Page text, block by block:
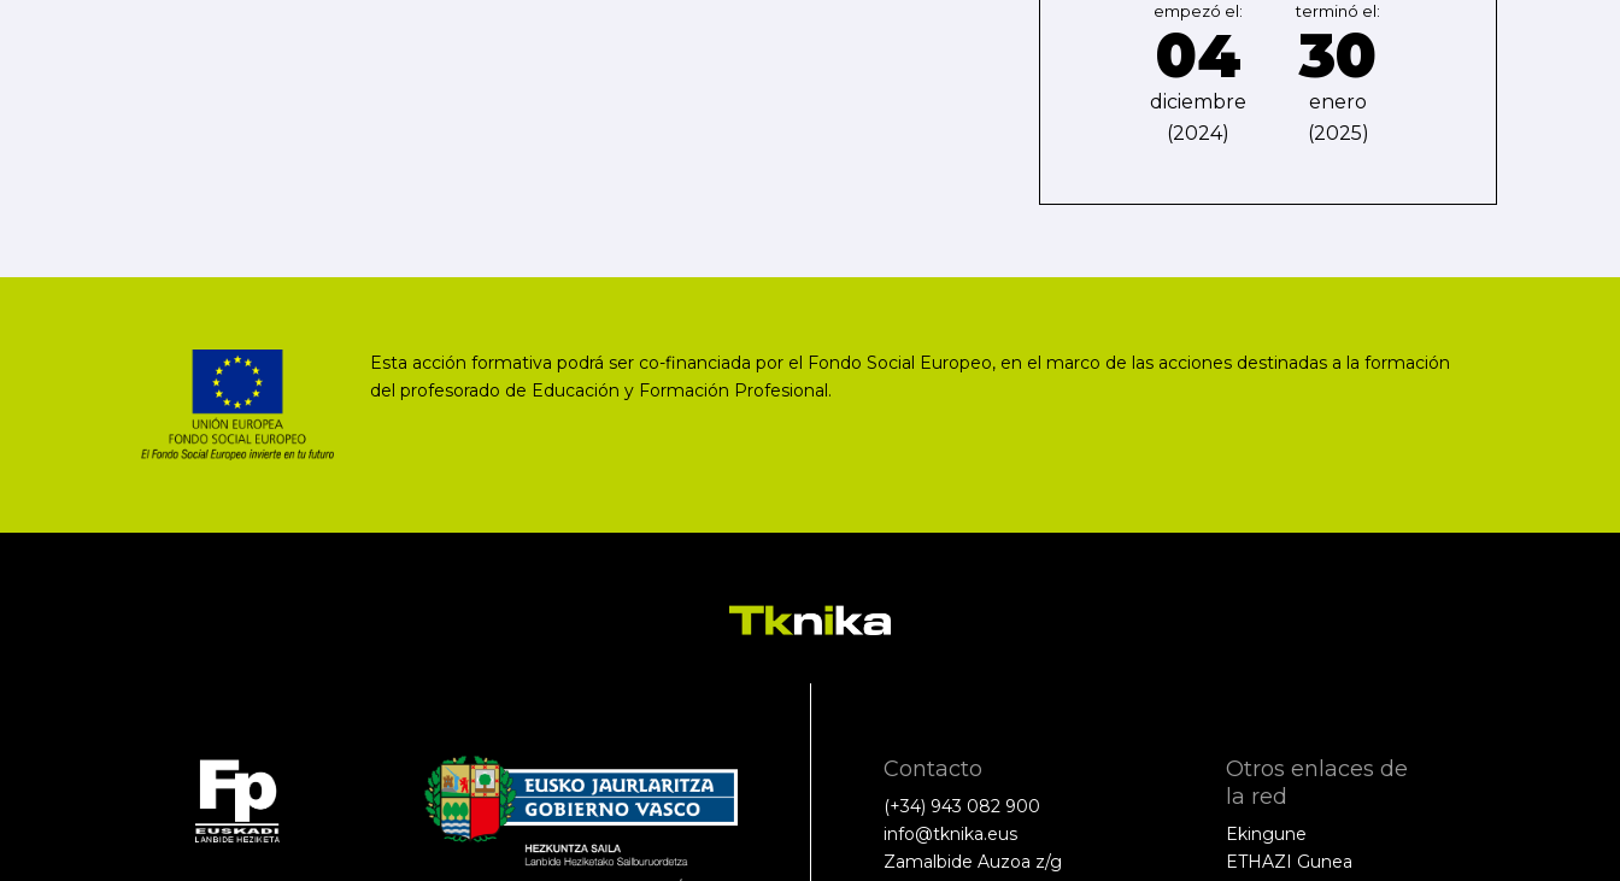
empezó el:
04
diciembre
(2024)
terminó el:
30
enero
(2025)
Esta acción formativa podrá ser co-financiada por el Fondo Social Europeo, en el marco de las acciones destinadas a la formación
del profesorado de Educación y Formación Profesional.
Contacto
(+34) 943 082 900
info@tknika.eus
Zamalbide Auzoa z/g
Otros enlaces de
la red
Ekingune
ETHAZI Gunea